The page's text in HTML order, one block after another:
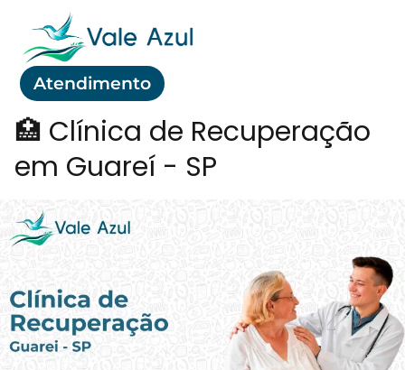
Atendimento
🏥 Clínica de Recuperação
em Guareí - SP